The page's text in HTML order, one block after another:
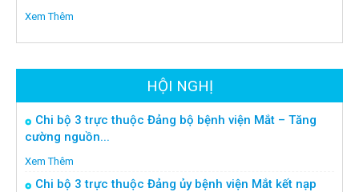
Xem Thêm
HỘI NGHỊ
Chi bộ 3 trực thuộc Đảng bộ bệnh viện Mắt – Tăng
cường nguồn...
Xem Thêm
Chi bộ 3 trực thuộc Đảng ủy bệnh viện Mắt kết nạp